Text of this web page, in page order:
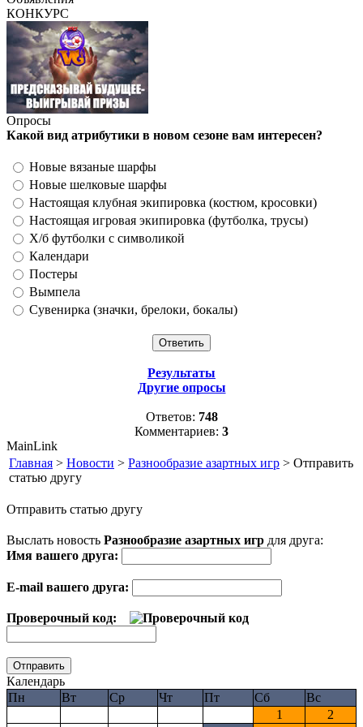
КОНКУРС
Опросы
Какой вид атрибутики в новом сезоне вам интересен?
Новые вязаные шарфы
Новые шелковые шарфы
Настоящая клубная экипировка (костюм, кросовки)
Настоящая игровая экипировка (футболка, трусы)
Х/б футболки с символикой
Календари
Постеры
Вымпела
Сувенирка (значки, брелоки, бокалы)
Результаты
Другие опросы
Ответов: 748
Комментариев: 3
MainLink
Главная > Новости > Разнообразие азартных игр > Отправить
статью другу
Отправить статью другу
Выслать новость Разнообразие азартных игр для друга:
Имя вашего друга:
E-mail вашего друга:
Проверочный код:
Календарь
Пн
Вт Ср Чт Пт Сб
Вс
1
2